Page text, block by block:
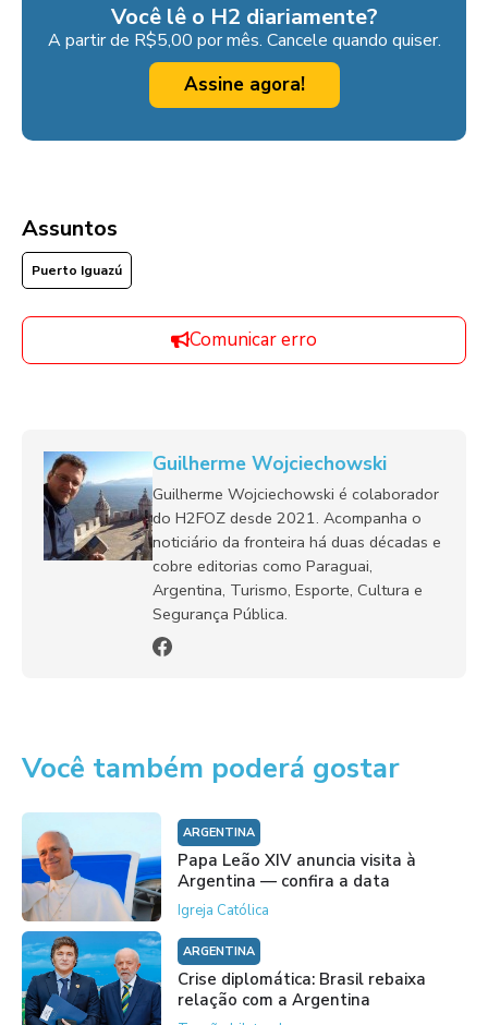
Você lê o H2 diariamente?
A partir de R$5,00 por mês. Cancele quando quiser.
Assine agora!
Assuntos
Puerto Iguazú
Comunicar erro
Guilherme Wojciechowski
Guilherme Wojciechowski é colaborador
do H2FOZ desde 2021. Acompanha o
noticiário da fronteira há duas décadas e
cobre editorias como Paraguai,
Argentina, Turismo, Esporte, Cultura e
Segurança Pública.
Você também poderá gostar
ARGENTINA
Papa Leão XIV anuncia visita à
Argentina — confira a data
Igreja Católica
ARGENTINA
Crise diplomática: Brasil rebaixa
relação com a Argentina